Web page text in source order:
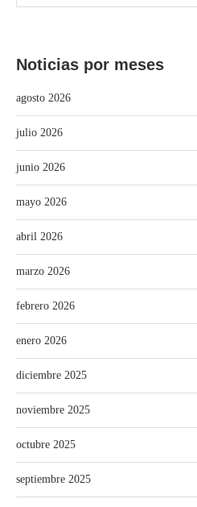
Noticias por meses
agosto 2026
julio 2026
junio 2026
mayo 2026
abril 2026
marzo 2026
febrero 2026
enero 2026
diciembre 2025
noviembre 2025
octubre 2025
septiembre 2025